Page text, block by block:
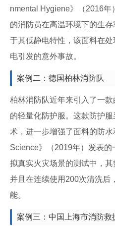
nmental Hygiene》（2016
的消防员在高温环境下的生
于其低静电特性，该面料在
电引发的意外事故。
案例二：德国柏林消防队
柏林消防队近年来引入了一
的轻量化防护服。这款防护
术，进一步增强了面料的防
Science》（2019年）发表
拟真实火灾场景的测试中，其
并且在连续使用200次清洗后
能。
案例三：中国上海市消防救